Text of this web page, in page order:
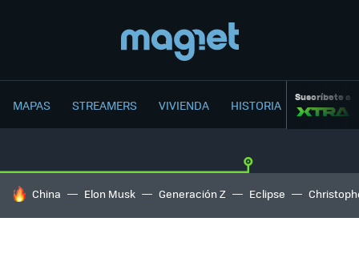
MAPAS STREAMERS VIVIENDA HISTORIA Suscríbete a
HOY SE HABLA DE
China Elon Musk Generación Z Eclipse